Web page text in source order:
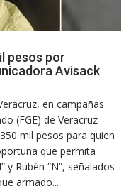
pesos por
Avisack
en campañas
(FGE) de Veracruz
mil pesos para quien
que permita
y Rubén “N”, señalados
armado...